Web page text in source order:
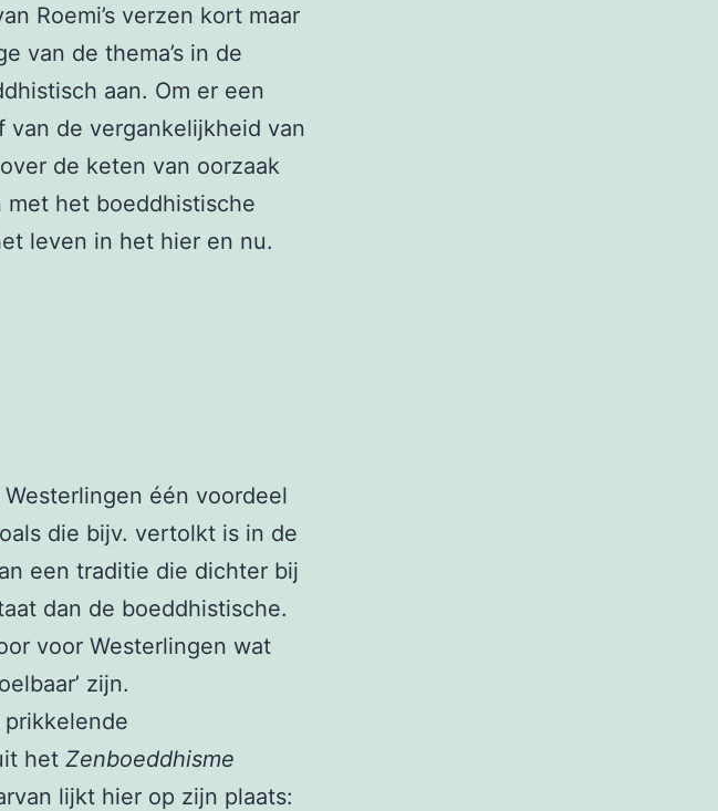
Roemi’s verzen kort maar
van de thema’s in de
aan. Om er een
van de vergankelijkheid van
de keten van oorzaak
het boeddhistische
leven in het hier en nu.
Westerlingen één voordeel
die bijv. vertolkt is in de
een traditie die dichter bij
dan de boeddhistische.
voor Westerlingen wat
zijn.
het Zenboeddhisme
lijkt hier op zijn plaats: